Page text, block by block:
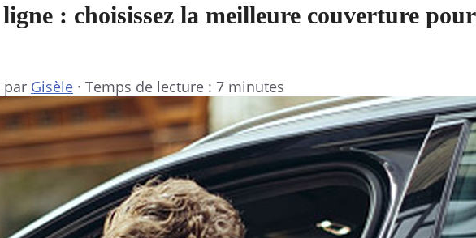
: choisissez la meilleure couverture pour
par Gisèle · Temps de lecture : 7 minutes